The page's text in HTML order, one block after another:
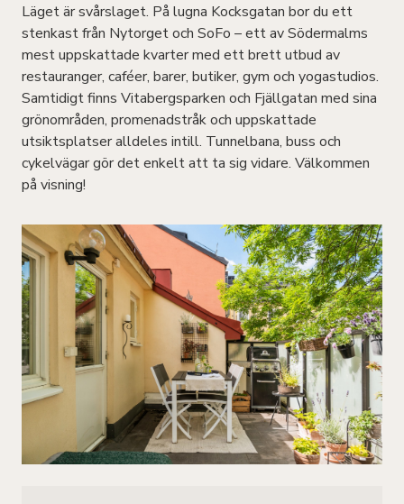
Läget är svårslaget. På lugna Kocksgatan bor du ett
stenkast från Nytorget och SoFo – ett av Södermalms
mest uppskattade kvarter med ett brett utbud av
restauranger, caféer, barer, butiker, gym och yogastudios.
Samtidigt finns Vitabergsparken och Fjällgatan med sina
grönområden, promenadstråk och uppskattade
utsiktsplatser alldeles intill. Tunnelbana, buss och
cykelvägar gör det enkelt att ta sig vidare. Välkommen
på visning!